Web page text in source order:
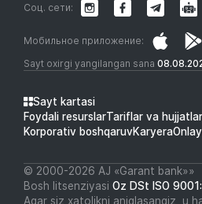
Sayt oxirgi yangilangan sana
Мобильное приложение:
Соц. сети:
Sayt kartasi
Foydali resurslarTariflar va hujjatlar
Korporativ boshqaruvKaryera
© 2000-2026 АJ «Garant bank»»
Bosh litsenziyasi Oz DSt ISO
Agar siz xatolikni aniqlasangiz, u